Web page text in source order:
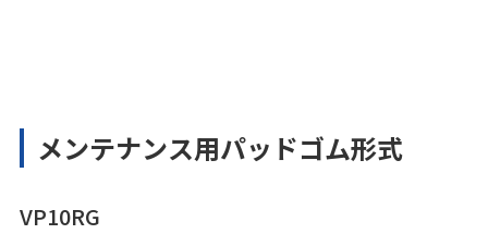
メンテナンス用パッドゴム形式
VP10RG